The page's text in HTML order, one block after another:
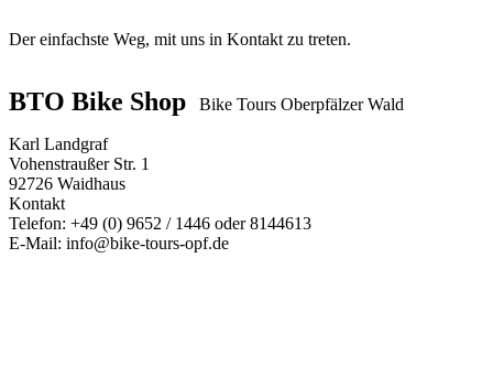
Der einfachste Weg, mit uns in Kontakt zu treten.
BTO Bike Shop Bike Tours Oberpfälzer Wald
Karl Landgraf
Vohenstraußer Str. 1
92726 Waidhaus
Kontakt
Telefon: +49 (0) 9652 / 1446 oder 8144613
E-Mail: info@bike-tours-opf.de